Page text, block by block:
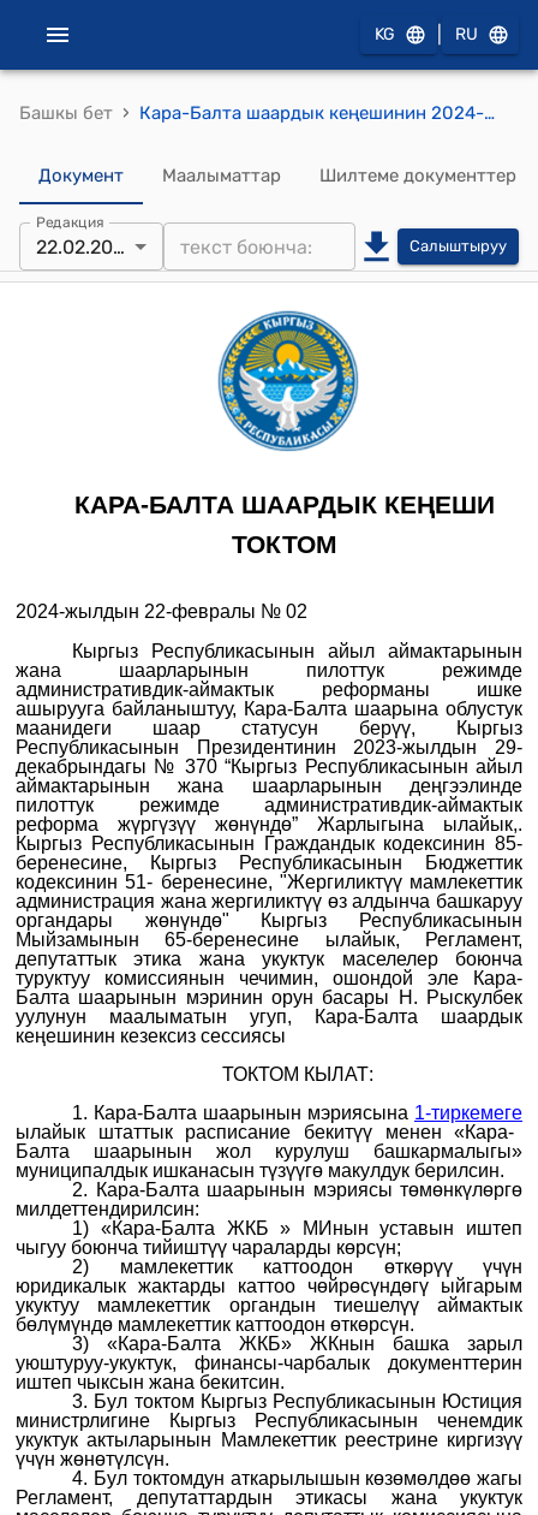
KG RU
Башкы бет › Кара-Балта шаардык кеңешинин 2024-жылдын 22-февралындагы № 02 токтому
Документ Маалыматтар Шилтеме документтер
Редакция
22.02.2024 Салыштыруу